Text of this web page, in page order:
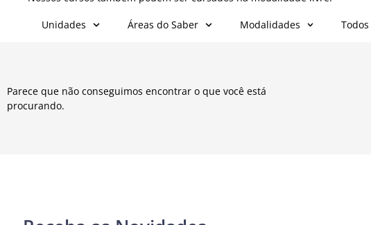
Unidades Áreas do Saber Modalidades Todos
Parece que não conseguimos encontrar o que você está
procurando.